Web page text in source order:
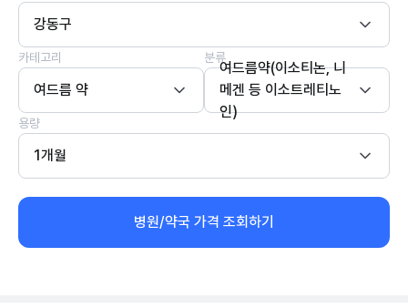
강동구
카테고리
여드름 약
분류
여드름약(이소티논, 니
메겐 등 이소트레티노
인)
용량
1개월
병원/약국 가격 조회하기